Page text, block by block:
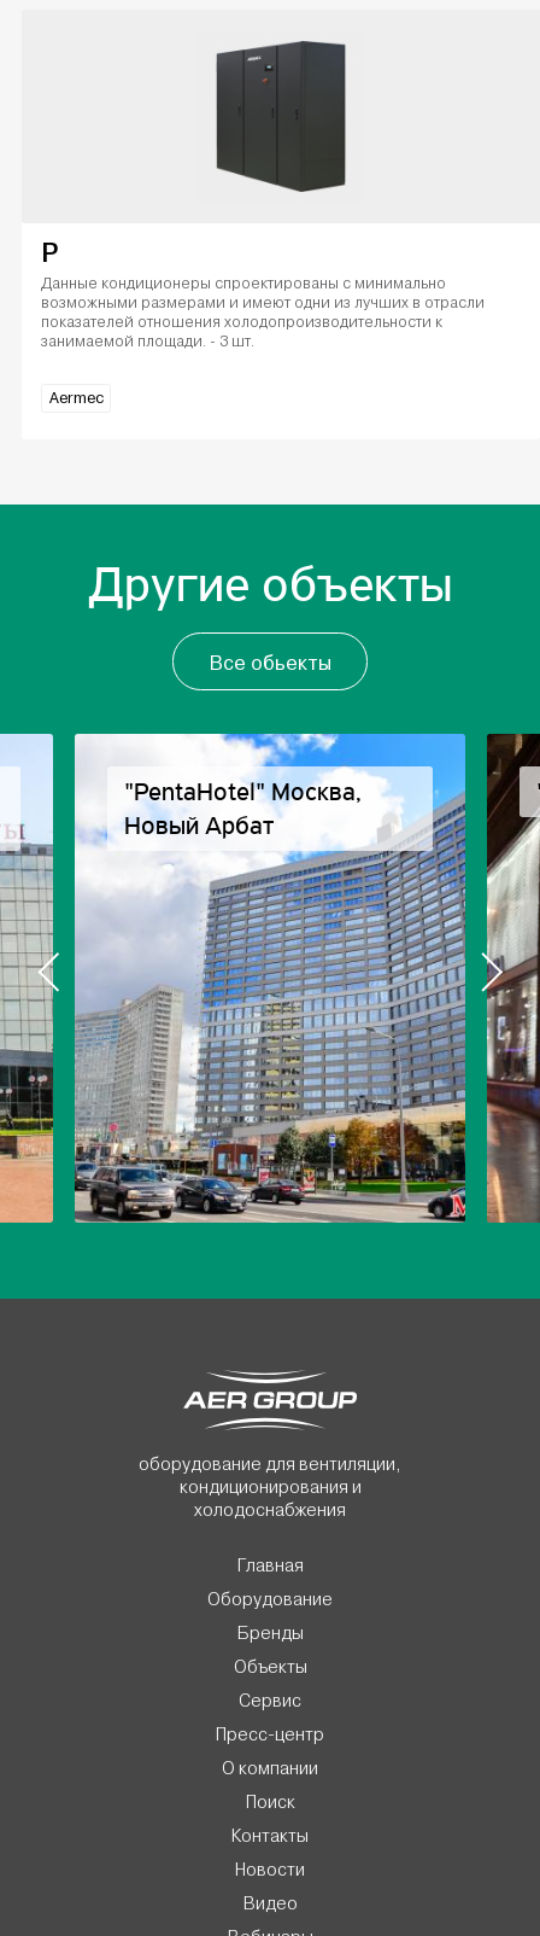
P
Данные кондиционеры спроектированы с минимально
возможными размерами и имеют одни из лучших в отрасли
показателей отношения холодопроизводительности к
занимаемой площади. - 3 шт.
Aermec
Другие объекты
Все обьекты
"PentaHotel" Москва,
Новый Арбат
оборудование для вентиляции,
кондиционирования и
холодоснабжения
Главная
Оборудование
Бренды
Объекты
Сервис
Пресс-центр
О компании
Поиск
Контакты
Новости
Видео